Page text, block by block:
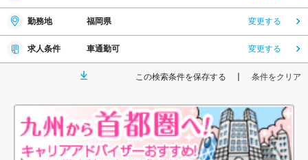
勤務地 福岡県 変更する
求人条件 車通勤可 変更する
この検索条件を保存する 条件をクリア